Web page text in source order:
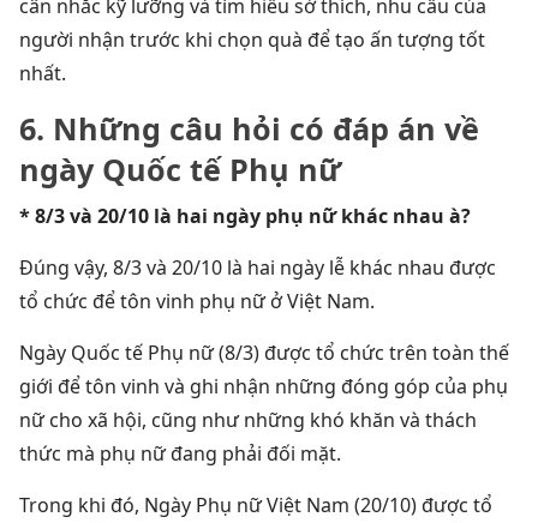
cân nhắc kỹ lưỡng và tìm hiểu sở thích, nhu cầu của
người nhận trước khi chọn quà để tạo ấn tượng tốt
nhất.
6. Những câu hỏi có đáp án về
ngày Quốc tế Phụ nữ
* 8/3 và 20/10 là hai ngày phụ nữ khác nhau à?
Đúng vậy, 8/3 và 20/10 là hai ngày lễ khác nhau được
tổ chức để tôn vinh phụ nữ ở Việt Nam.
Ngày Quốc tế Phụ nữ (8/3) được tổ chức trên toàn thế
giới để tôn vinh và ghi nhận những đóng góp của phụ
nữ cho xã hội, cũng như những khó khăn và thách
thức mà phụ nữ đang phải đối mặt.
Trong khi đó, Ngày Phụ nữ Việt Nam (20/10) được tổ